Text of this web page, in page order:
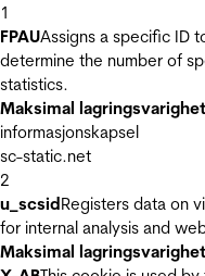
1
FPAUAssigns a specific ID
determine the number of
statistics.
Maksimal lagringsvarighet
informasjonskapsel
sc-static.net
2
u_scsidRegisters data on
for internal analysis and
Maksimal lagringsvarighet